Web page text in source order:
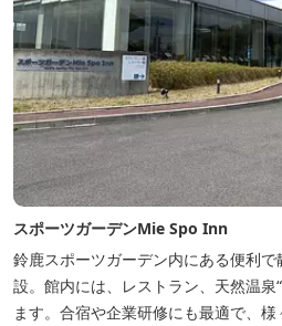
スポーツガーデンMie Spo Inn
鈴鹿スポーツガーデン内にある便利
設。館内には、レストラン、天然温泉
ます。合宿や企業研修にも最適で、